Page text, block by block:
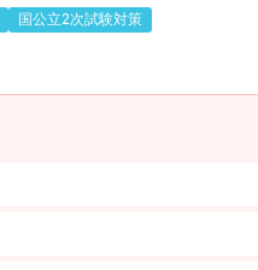
国公立2次試験対策